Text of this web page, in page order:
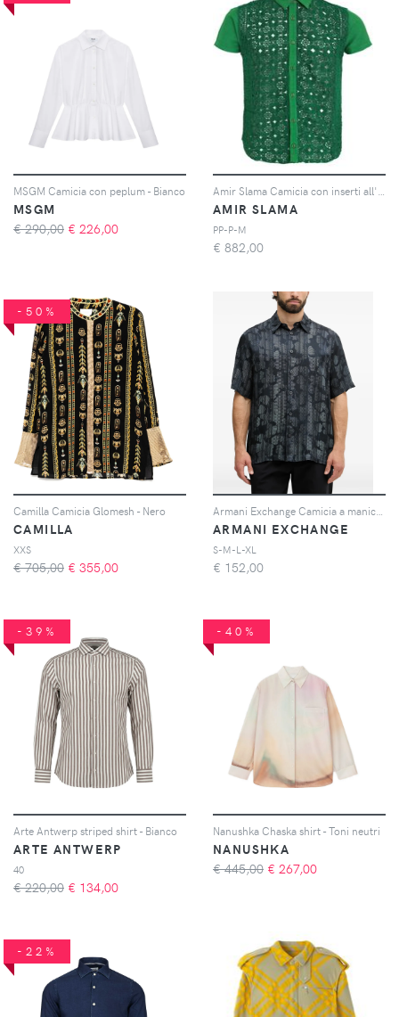
MSGM Camicia con peplum - Bianco
MSGM
€ 290,00 € 226,00
AMIR SLAMA
PP-P-M
€ 882,00
-50%
Camilla Camicia Glomesh - Nero
CAMILLA
XXS
€ 705,00 € 355,00
ARMANI EXCHANGE
S-M-L-XL
€ 152,00
-39%
Arte Antwerp striped shirt - Bianco
ARTE ANTWERP
40
€ 220,00 € 134,00
-40%
Nanushka Chaska shirt - Toni neutri
NANUSHKA
€ 445,00 € 267,00
-22%